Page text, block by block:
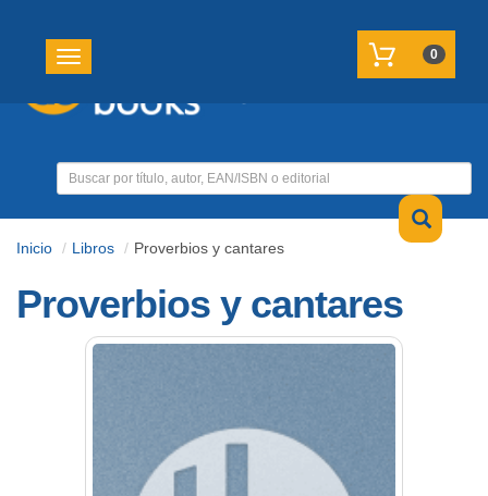
Toggle navigation 0
Inicio Libros Proverbios y cantares
Proverbios y cantares